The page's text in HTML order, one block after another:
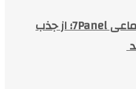
خدمات شبکه‌های اجتماعی 7Panel؛ از جذب